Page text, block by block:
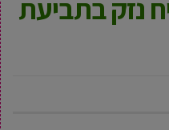
נזק בתביעת